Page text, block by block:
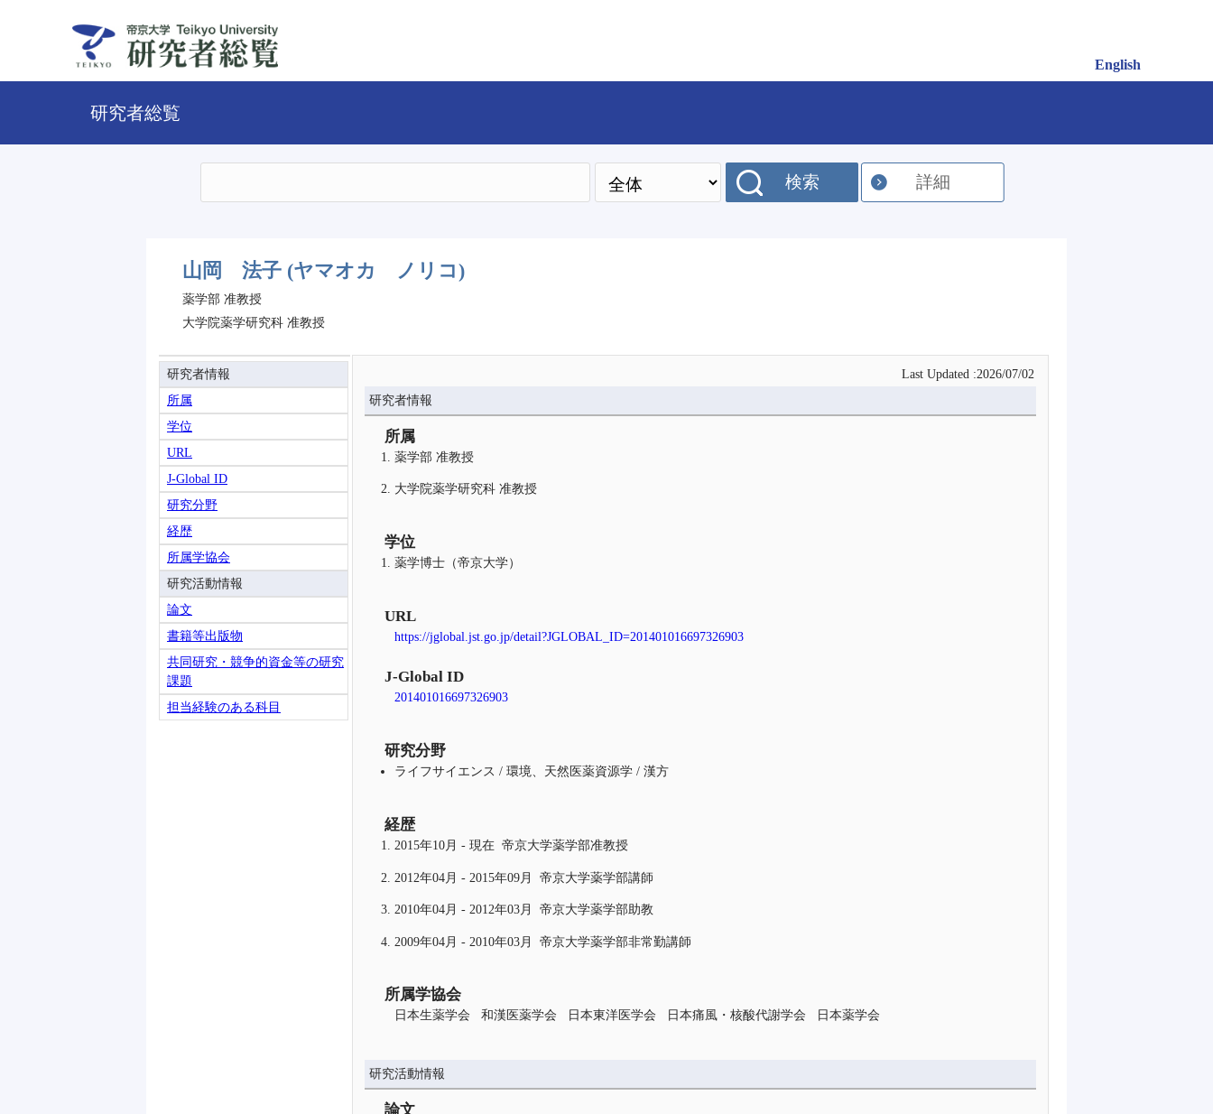
English
研究者総覧
検索 詳細
山岡 法子 (ヤマオカ ノリコ)
薬学部 准教授
大学院薬学研究科 准教授
研究者情報
所属
学位
URL
J-Global ID
研究分野
経歴
所属学協会
研究活動情報
論文
書籍等出版物
共同研究・競争的資金等の研究
課題
担当経験のある科目
Last Updated :2026/07/02
研究者情報
所属
薬学部 准教授
大学院薬学研究科 准教授
学位
薬学博士（帝京大学）
URL
https://jglobal.jst.go.jp/detail?JGLOBAL_ID=201401016697326903
J-Global ID
201401016697326903
研究分野
ライフサイエンス / 環境、天然医薬資源学 / 漢方
経歴
2015年10月 - 現在 帝京大学薬学部准教授
2012年04月 - 2015年09月 帝京大学薬学部講師
2010年04月 - 2012年03月 帝京大学薬学部助教
2009年04月 - 2010年03月 帝京大学薬学部非常勤講師
所属学協会
日本生薬学会 和漢医薬学会 日本東洋医学会 日本痛風・核酸代謝学会 日本薬学会
研究活動情報
論文